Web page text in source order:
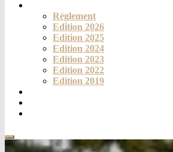
Réglement
Edition 2026
Edition 2025
Edition 2024
Edition 2023
Edition 2022
Edition 2019